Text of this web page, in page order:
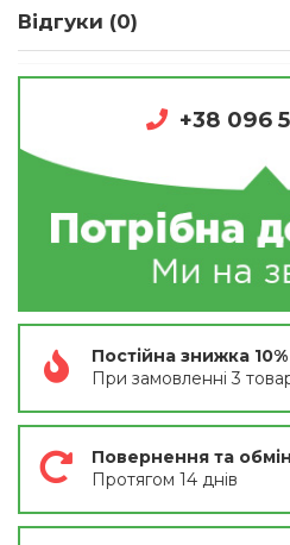
Відгуки (0)
+38 096
Постійна знижка 10%
При замовленні 3
Повернення та обмін
Протягом 14 днів